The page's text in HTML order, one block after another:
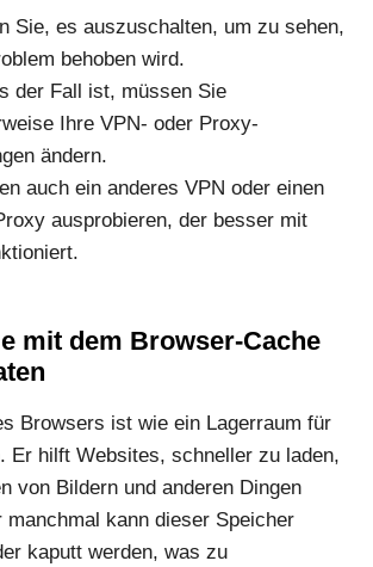
Sie, es auszuschalten, um zu sehen,
behoben wird.
der Fall ist, müssen Sie
Ihre VPN- oder Proxy-
ändern.
auch ein anderes VPN oder einen
ausprobieren, der besser mit
mit dem Browser-Cache
Browsers ist wie ein Lagerraum für
Er hilft Websites, schneller zu laden,
von Bildern und anderen Dingen
manchmal kann dieser Speicher
kaputt werden, was zu